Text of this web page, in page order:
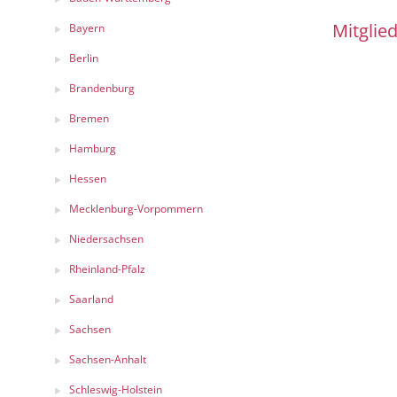
Bayern
Berlin
Brandenburg
Bremen
Hamburg
Hessen
Mecklenburg-Vorpommern
Niedersachsen
Rheinland-Pfalz
Saarland
Sachsen
Sachsen-Anhalt
Schleswig-Holstein